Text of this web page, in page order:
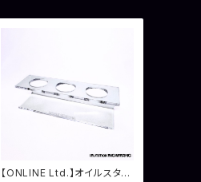
【ONLINE Ltd.】オイルスタン